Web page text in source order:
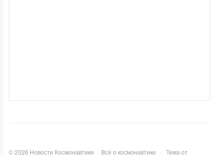
©2026 Новости Космонавтики · Всё о космонавтике · Тема от